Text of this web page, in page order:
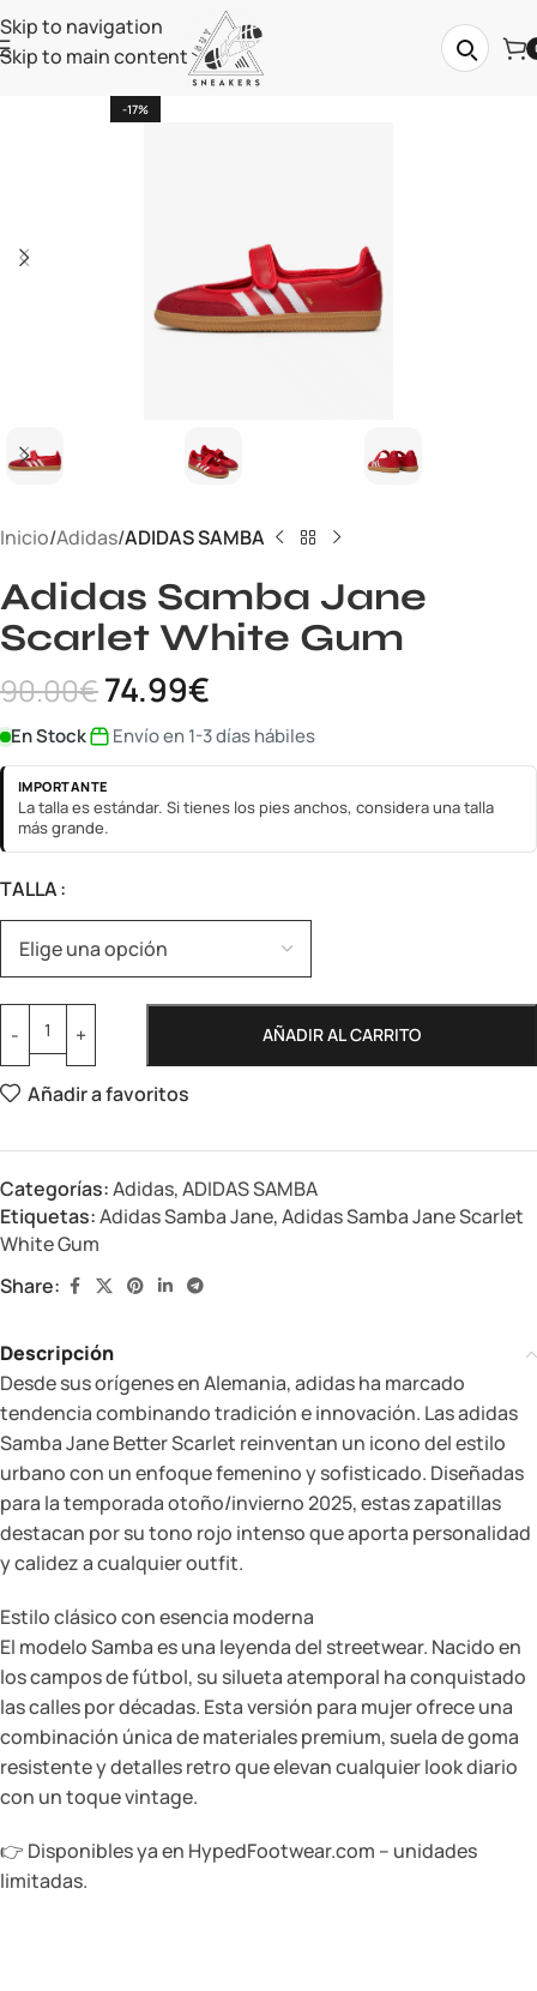
Skip to navigation
Skip to main content
-17%
Inicio Adidas ADIDAS SAMBA
Adidas Samba Jane
Scarlet White Gum
90.00€74.99€
En Stock Envío en 1-3 días hábiles
IMPORTANTE
La talla es estándar. Si tienes los pies anchos, considera una talla
más grande.
TALLA
AÑADIR AL CARRITO
Añadir a favoritos
Categorías:Adidas,ADIDAS SAMBA
Etiquetas:Adidas Samba Jane,Adidas Samba Jane Scarlet
White Gum
Share:
Descripción
Desde sus orígenes en Alemania, adidas ha marcado
tendencia combinando tradición e innovación. Las adidas
Samba Jane Better Scarlet reinventan un icono del estilo
urbano con un enfoque femenino y sofisticado. Diseñadas
para la temporada otoño/invierno 2025, estas zapatillas
destacan por su tono rojo intenso que aporta personalidad
y calidez a cualquier outfit.
Estilo clásico con esencia moderna
El modelo Samba es una leyenda del streetwear. Nacido en
los campos de fútbol, su silueta atemporal ha conquistado
las calles por décadas. Esta versión para mujer ofrece una
combinación única de materiales premium, suela de goma
resistente y detalles retro que elevan cualquier look diario
con un toque vintage.
👉 Disponibles ya en HypedFootwear.com – unidades
limitadas.